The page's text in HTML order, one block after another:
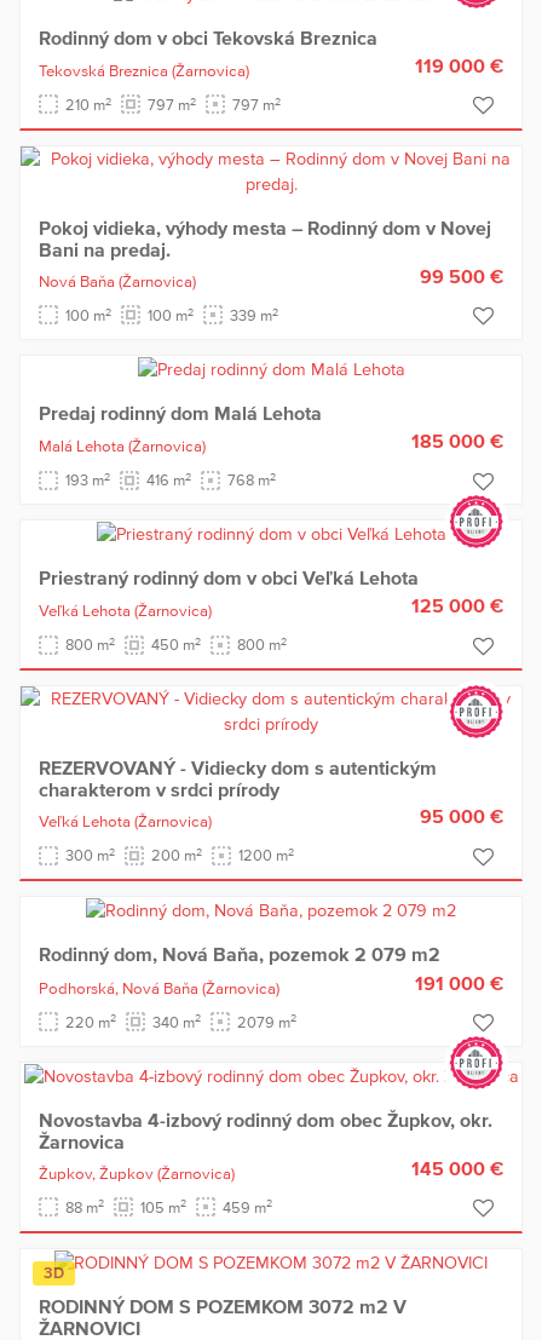
Rodinný dom v obci Tekovská Breznica
Tekovská Breznica (Žarnovica)
210 m2 797 m2 797 m2
119 000 €
Pokoj vidieka, výhody mesta – Rodinný dom v Novej
Bani na predaj.
Nová Baňa (Žarnovica)
100 m2 100 m2 339 m2
99 500 €
Predaj rodinný dom Malá Lehota
Malá Lehota (Žarnovica)
193 m2 416 m2 768 m2
185 000 €
Priestraný rodinný dom v obci Veľká Lehota
Veľká Lehota (Žarnovica)
800 m2 450 m2 800 m2
125 000 €
REZERVOVANÝ - Vidiecky dom s autentickým
charakterom v srdci prírody
Veľká Lehota (Žarnovica)
300 m2 200 m2 1200 m2
95 000 €
Rodinný dom, Nová Baňa, pozemok 2 079 m2
Podhorská, Nová Baňa (Žarnovica)
220 m2 340 m2 2079 m2
191 000 €
Novostavba 4-izbový rodinný dom obec Župkov, okr.
Žarnovica
Župkov, Župkov (Žarnovica)
88 m2 105 m2 459 m2
145 000 €
3D
RODINNÝ DOM S POZEMKOM 3072 m2 V
ŽARNOVICI